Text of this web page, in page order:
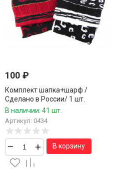
100₽
Комплект шапка+шарф /
Сделано в России/ 1 шт.
В наличии: 41 шт.
Артикул: 0434
– + В корзину